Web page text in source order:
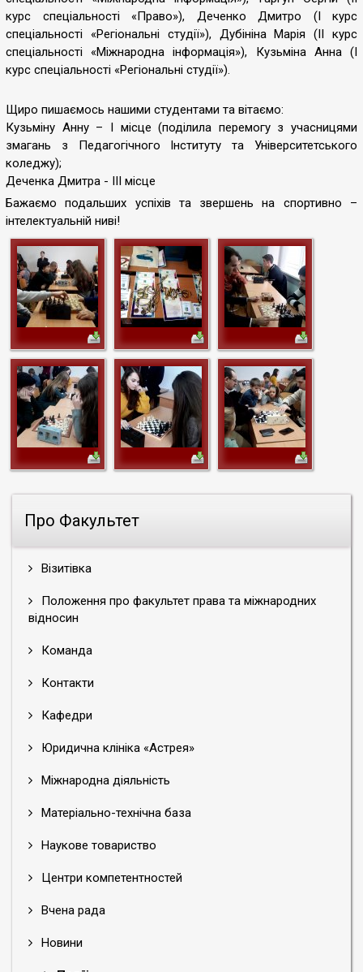
Про Факультет
Візитівка
Положення про факультет права та міжнародних
відносин
Команда
Контакти
Кафедри
Юридична клініка «Астрея»
Міжнародна діяльність
Матеріально-технічна база
Наукове товариство
Центри компетентностей
Вчена рада
Новини
курс спеціальності «Право»), Деченко Дмитро (І курс
спеціальності «Регіональні студії»), Дубініна Марія (ІІ курс
спеціальності «Міжнародна інформація»), Кузьміна Анна (І
курс спеціальності «Регіональні студії»).
Щиро пишаємось нашими студентами та вітаємо:
Кузьміну Анну – І місце (поділила перемогу з учасницями
змагань з Педагогічного Інституту та Університетського
коледжу);
Деченка Дмитра - ІІІ місце
Бажаємо подальших успіхів та звершень на спортивно –
інтелектуальній ниві!